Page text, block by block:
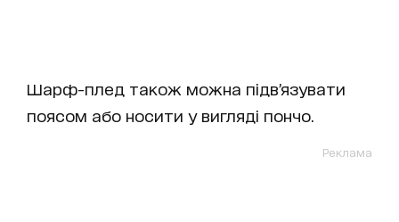
Шарф-плед також можна підв’язувати
поясом або носити у вигляді пончо.
Реклама